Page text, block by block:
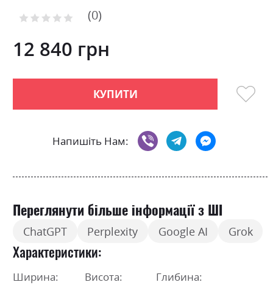
the
of
the
gallery
Рейтинг: 0
12 840 грн
КУПИТИ
Напишіть Нам:
Переглянути більше інформації з ШІ
ChatGPT Perplexity Google AI Grok
Характеристики
Ширина: Висота: Глибина: